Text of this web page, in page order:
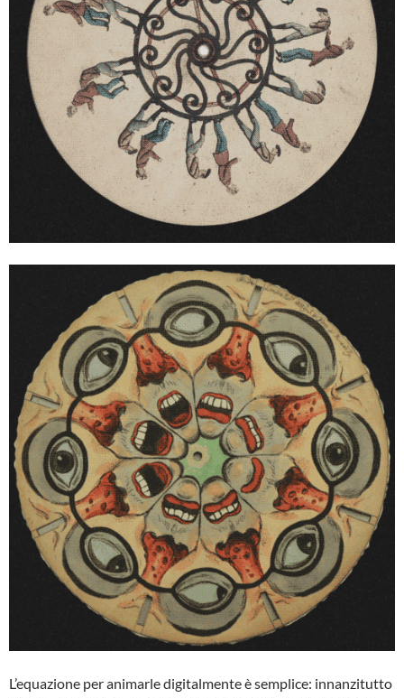
L’equazione per animarle digitalmente è semplice: innanzitutto